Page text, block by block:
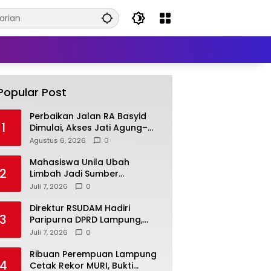
Post
1
Perbaikan Jalan RA Basyid
Dimulai, Akses Jati Agung–
Bandar Lampung Makin
Agustus 6, 2026 0
2
Mahasiswa Unila Ubah
Limbah Jadi Sumber
Pendapatan, Inovasi Desa
Nasional
Juli 7, 2026 0
3
Direktur RSUDAM Hadiri
Paripurna DPRD Lampung,
Bahas Hasil Kerja Pansus
Juli 7, 2026 0
4
Ribuan Perempuan Lampung
Cetak Rekor MURI, Bukti